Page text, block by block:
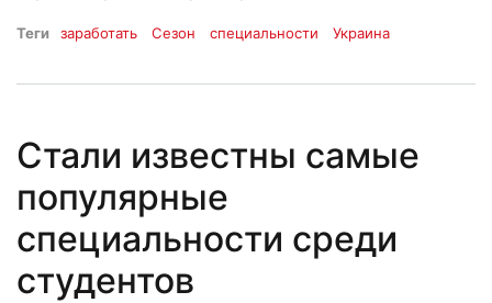
Теги заработать Сезон специальности Украина
Стали известны самые
популярные
специальности среди
студентов